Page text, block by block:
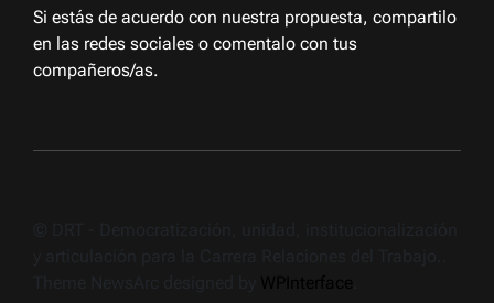
Si estás de acuerdo con nuestra propuesta, compartilo
en las redes sociales o comentalo con tus
compañeros/as.